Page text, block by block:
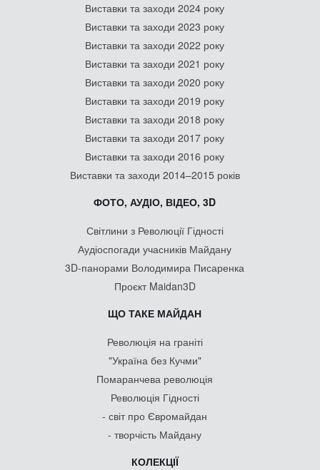
Виставки та заходи 2024 року
Виставки та заходи 2023 року
Виставки та заходи 2022 року
Виставки та заходи 2021 року
Виставки та заходи 2020 року
Виставки та заходи 2019 року
Виставки та заходи 2018 року
Виставки та заходи 2017 року
Виставки та заходи 2016 року
Виставки та заходи 2014–2015 років
ФОТО, АУДІО, ВІДЕО, 3D
Світлини з Революції Гідності
Аудіоспогади учасників Майдану
3D-панорами Володимира Писаренка
Проєкт Maidan3D
ЩО ТАКЕ МАЙДАН
Революція на граніті
"Україна без Кучми"
Помаранчева революція
Революція Гідності
- світ про Євромайдан
- творчість Майдану
КОЛЕКЦІЇ